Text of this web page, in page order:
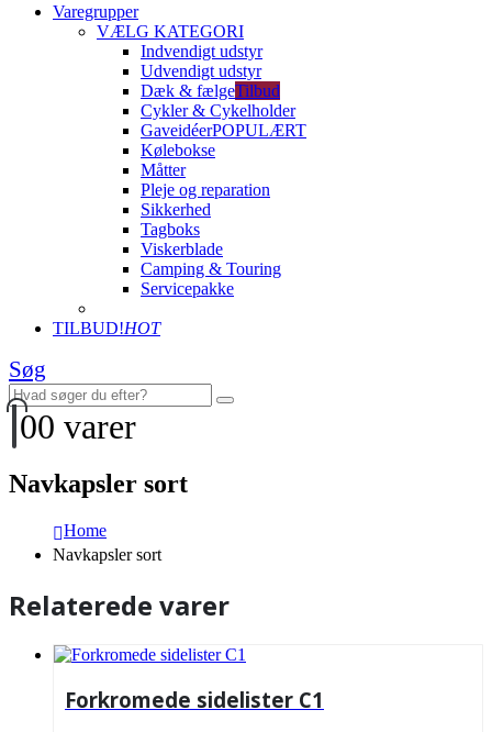
Varegrupper
VÆLG KATEGORI
Indvendigt udstyr
Udvendigt udstyr
Dæk & fælgeTilbud
Cykler & Cykelholder
GaveidéerPOPULÆRT
Kølebokse
Måtter
Pleje og reparation
Sikkerhed
Tagboks
Viskerblade
Camping & Touring
Servicepakke
TILBUD!HOT
Søg
00 varer
Navkapsler sort
Home
Navkapsler sort
Relaterede varer
Forkromede sidelister C1